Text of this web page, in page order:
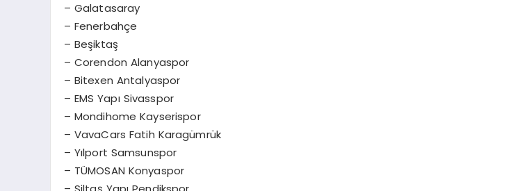
– Galatasaray
– Fenerbahçe
– Beşiktaş
– Corendon Alanyaspor
– Bitexen Antalyaspor
– EMS Yapı Sivasspor
– Mondihome Kayserispor
– VavaCars Fatih Karagümrük
– Yılport Samsunspor
– TÜMOSAN Konyaspor